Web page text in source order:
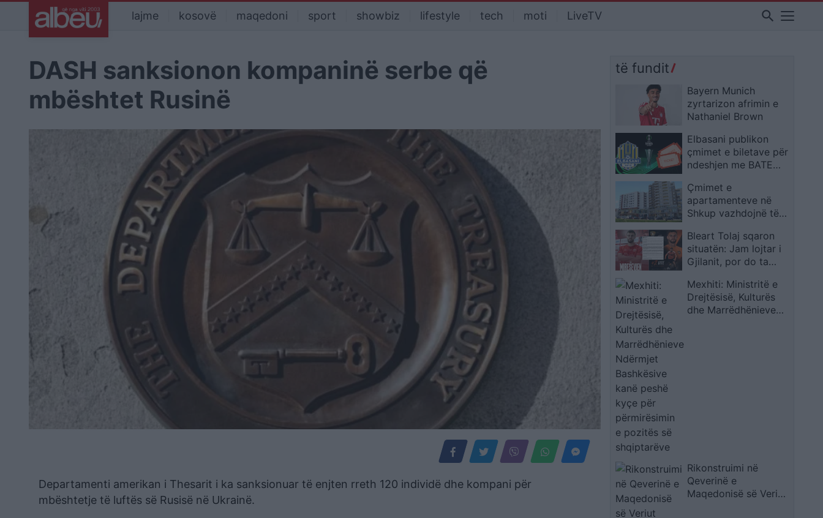
lajme kosovë maqedoni sport showbiz lifestyle tech moti LiveTV search
DASH sanksionon kompaninë serbe që
mbështet Rusinë
Departamenti amerikan i Thesarit i ka sanksionuar të enjten rreth 120 individë dhe kompani për
mbështetje të luftës së Rusisë në Ukrainë.
të fundit
Bayern Munich
zyrtarizon afrimin e
Nathaniel Brown
Elbasani publikon
çmimet e biletave për
ndeshjen me BATE
Conference League
Çmimet e
apartamenteve në
Shkup vazhdojnë të
Bleart Tolaj sqaron
situatën: Jam lojtar i
Gjilanit, por do ta
dy ndeshje evropiane
Mexhiti: Ministritë e
Drejtësisë, Kulturës
dhe Marrëdhënieve
Rikonstruimi në
Qeverinë e
Maqedonisë së Veriut